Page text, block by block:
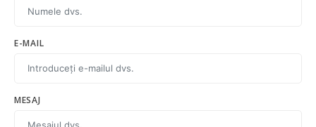
E-MAIL
MESAJ